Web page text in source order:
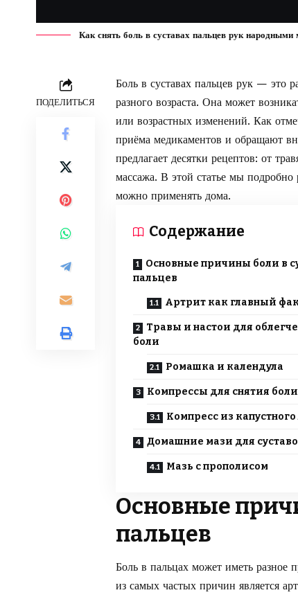
Как снять боль в суставах пальцев рук
ПОДЕЛИТЬСЯ
Боль в суставах пальцев рук — это
разного возраста. Она может
или возрастных изменений. Как
приёма медикаментов и обращают
предлагает десятки рецептов: от
массажа. В этой статье мы
можно применять дома.
Содержание
Основные причины боли в
пальцев
Артрит как главный
Травы и настои для
боли
Ромашка и календула
Компрессы для снятия боли
Компресс из капустного
Домашние мази для
Мазь с прополисом
Основные
пальцев
Боль в пальцах может иметь разное
из самых частых причин является